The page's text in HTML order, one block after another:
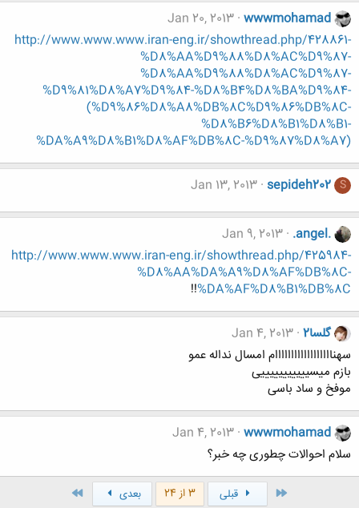
wwwmohamad
Jan 20, 2013
http://www.www.www.iran-eng.ir/showthread.php/428861-
%D8%AA%D9%88%D8%AC%D9%87-
%D8%AA%D9%88%D8%AC%D9%87-
%D9%81%D8%A7%D9%84-%D8%B4%D8%BA%D9%84-
(%D9%86%D8%A8%DB%8C%D9%86%DB%8C-
%D8%B6%D8%B1%D8%B1-
%DA%A9%D8%B1%D8%AF%DB%8C-%D9%87%D8%A7)
S
sepideh202
Jan 13, 2013
.angel.
Jan 9, 2013
http://www.www.www.iran-eng.ir/showthread.php/425984-
%D8%AA%DA%A9%D8%AF%DB%8C-
%DA%AF%D8%B1%DB%8C
!!
گلسا2
Jan 4, 2013
سهناااااااااااااااااام امسال نداله عمو
بازم میسیییییییییییی
موفخ و ساد باسی
wwwmohamad
Jan 4, 2013
سلام احوالات چطوری چه خبر؟
اول قبلی 3 از 24 بعدی